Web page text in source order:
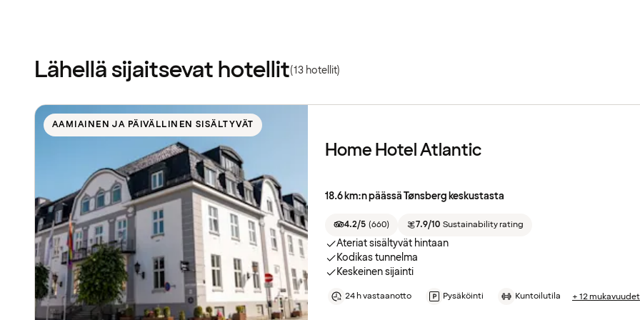
Lähellä sijaitsevat hotellit(13 hotellit)
AAMIAINEN JA PÄIVÄLLINEN SISÄLTYVÄT
Home Hotel Atlantic
18.6 km:n päässä Tønsberg keskustasta
4.2/5 (660) 7.9/10 Sustainability rating
Ateriat sisältyvät hintaan
Kodikas tunnelma
Keskeinen sijainti
24 h vastaanotto Pysäköinti Kuntoilutila + 12 mukavuudet